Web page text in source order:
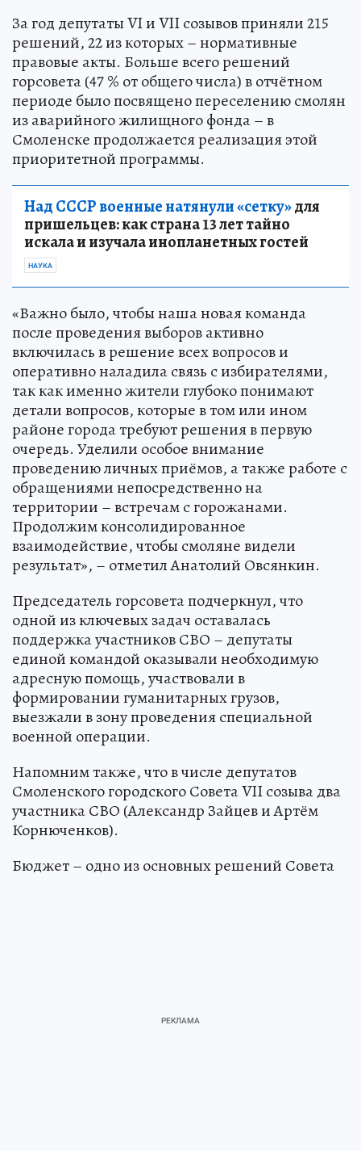
За год депутаты VI и VII созывов приняли 215
решений, 22 из которых – нормативные
правовые акты. Больше всего решений
горсовета (47 % от общего числа) в отчётном
периоде было посвящено переселению смолян
из аварийного жилищного фонда – в
Смоленске продолжается реализация этой
приоритетной программы.
Над СССР военные натянули «сетку»для
пришельцев: как страна 13 лет тайно
искала и изучала инопланетных гостей
НАУКА
«Важно было, чтобы наша новая команда
после проведения выборов активно
включилась в решение всех вопросов и
оперативно наладила связь с избирателями,
так как именно жители глубоко понимают
детали вопросов, которые в том или ином
районе города требуют решения в первую
очередь. Уделили особое внимание
проведению личных приёмов, а также работе с
обращениями непосредственно на
территории – встречам с горожанами.
Продолжим консолидированное
взаимодействие, чтобы смоляне видели
результат», – отметил Анатолий Овсянкин.
Председатель горсовета подчеркнул, что
одной из ключевых задач оставалась
поддержка участников СВО – депутаты
единой командой оказывали необходимую
адресную помощь, участвовали в
формировании гуманитарных грузов,
выезжали в зону проведения специальной
военной операции.
Напомним также, что в числе депутатов
Смоленского городского Совета VII созыва два
участника СВО (Александр Зайцев и Артём
Корнюченков).
Бюджет – одно из основных решений Совета